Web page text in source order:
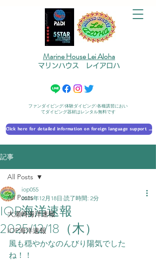
Marine House Lei Aloha
マリンハウス レイアロハ
ファンダイビング/体験ダイビング/各種講習におい
てダイビング器材はレンタル無料です
Click here for detailed information on foreign language support 外国語対応の詳細に​ついて
記事
All Posts
大瀬崎海洋速報
IOP海洋速報
All Posts
IOP海洋速報
2025/12/18（木）
iop055
2025年12月18日 読了時間: 2分
風も穏やかなのんびり陽気でした
ね！！